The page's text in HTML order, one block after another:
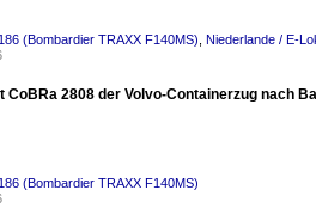
(Bombardier TRAXX F140MS) Niederlande / E-
CoBRa 2808 der Volvo-Containerzug nach
(Bombardier TRAXX F140MS)